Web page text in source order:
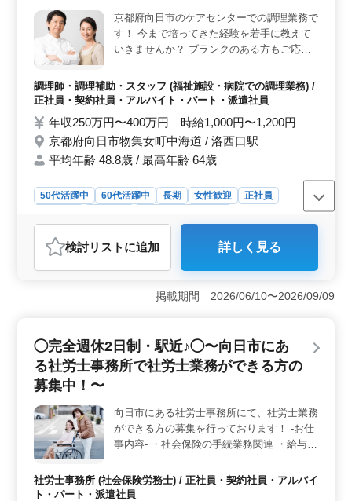
残業は少なめで、ワークライフバランスを重視した勤務
が可能です。週休2日制で休日もしっかりとることがで
き、働きやすさを追求しています。
京都府向日市のケアセンターでの調理業務で
す！ 今まで培ってきた経験を若手に教えて
いきませんか？ ブランクのある方もご応募
い。 【業務内容】 ・調理 ・盛り付け ・食
器洗浄 ・調理補助 ＊中高年活躍中 ＊社会保
しております。
調理師・調理補助・スタッフ (福祉施設・病院での調理業務) /
正社員・契約社員・アルバイト・パート・派遣社員
年収250万円〜400万円 時給1,000円〜1,200円
京都府向日市物集女町中海道 / 洛西口駅
平均年齢 48.8歳 / 最高年齢 64歳
50代活躍中 60代活躍中 長期 女性歓迎
正社員
おすすめポイント
＜経験者募集＞ 調理経験3年以上の方を対象としていま
す。これまでのスキルを活かせ、若手スタッフへの指導
の機会もあります。ブランクがある方も歓迎しま
験を重視する環境で、長期的に安定して働きたい方にと
っておすすめの職場です。 ＜福利厚生＞ 社会保険
完備で、安心して働ける環境が整っています。 福利厚
生面も充実しております。
検討リスト に追加 詳しく見る
掲載期間 2026/06/10〜2026/09/09
◯完全週休2日制・駅近♪◯〜向日市にあ
る社労士事務所で社労士業務ができる方の
募集中！〜
向日市にある社労士事務所にて、社労士業務
ができる方の募集を行っております！ -お仕
事内容- ・社会保険の手続業務関連 ・給与計
算関連 ・雇用管理関連 ・人材育成相談 ・人
材制度制定 ・労務トラブル対応 ・就業規則
作成 ・助成金業務 ◯備考◯ ・完全週休2日
社労士事務所 (社会保険労務士) / 正社員・契約社員・アルバイ
ト・パート・派遣社員